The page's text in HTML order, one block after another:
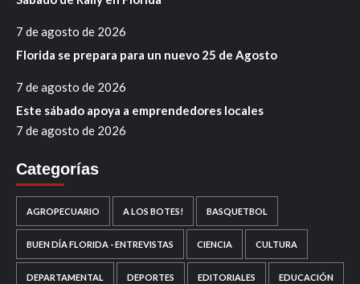
7 de agosto de 2026
Florida se prepara para un nuevo 25 de Agosto
7 de agosto de 2026
Este sábado apoya a emprendedores locales
7 de agosto de 2026
Categorías
AGROPECUARIO A LOS BOTES! BASQUETBOL
BUEN DÍA FLORIDA - ENTREVISTAS CIENCIA CULTURA
DEPARTAMENTAL DEPORTES EDITORIALES EDUCACIÓN